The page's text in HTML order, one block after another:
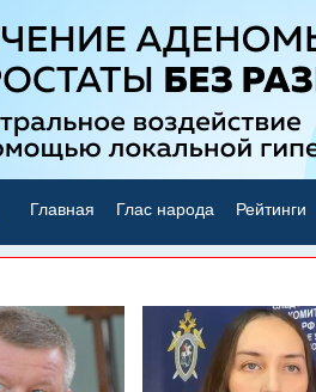
Главная Глас народа Рейтинги